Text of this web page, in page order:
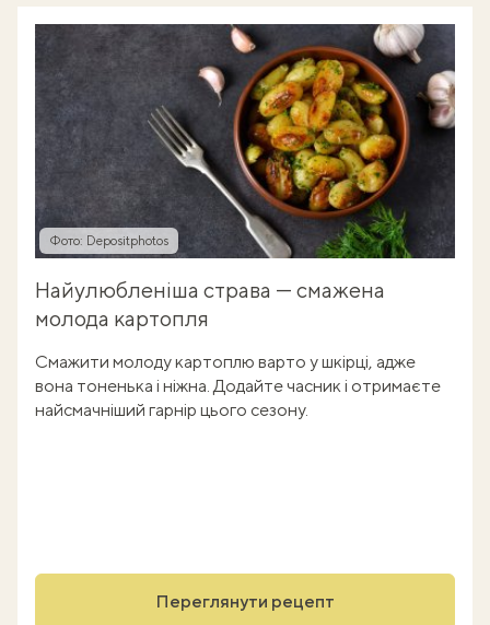
Фото: Depositphotos
Найулюбленіша страва — смажена
молода картопля
Смажити молоду картоплю варто у шкірці, адже
вона тоненька і ніжна. Додайте часник і отримаєте
найсмачніший гарнір цього сезону.
Переглянути рецепт